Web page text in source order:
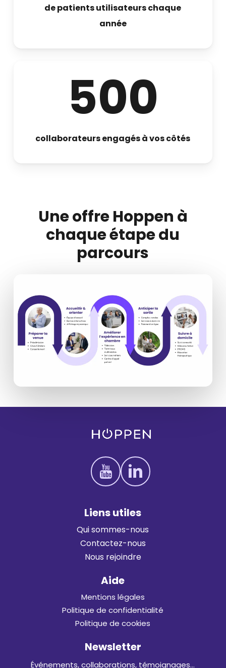
de patients utilisateurs chaque
année
500
collaborateurs engagés à vos côtés
Une offre Hoppen à
chaque étape du
parcours
Liensutiles
Qui sommes-nous
Contactez-nous
Nous rejoindre
Aide
Mentions légales
Politique de confidentialité
Politique de cookies
Newsletter
Événements, collaborations, témoignages…